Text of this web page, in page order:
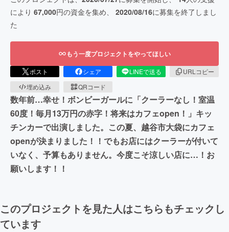
により 67,000円の資金を集め、 2020/08/16に募集を終了しまし
た
もう一度プロジェクトをやってほしい
ポスト シェア LINEで送る
URLコピー
埋め込み
QRコード
数年前…幸せ！ボンビーガールに「クーラーなし！室温
60度！毎月13万円の赤字！将来はカフェopen！」キッ
チンカーで出演しました。この夏、越谷市大袋にカフェ
openが決まりました！！でもお店にはクーラーが付いて
いなく、予算もありません。今度こそ涼しい店に…！お
願いします！！
このプロジェクトを見た人はこちらもチェックし
ています